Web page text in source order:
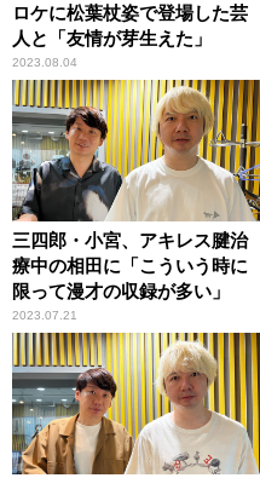
ロケに松葉杖姿で登場した芸
人と「友情が芽生えた」
2023.08.04
三四郎・小宮、アキレス腱治
療中の相田に「こういう時に
限って漫才の収録が多い」
2023.07.21